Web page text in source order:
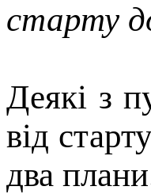
старту
Деякi з
вiд
два